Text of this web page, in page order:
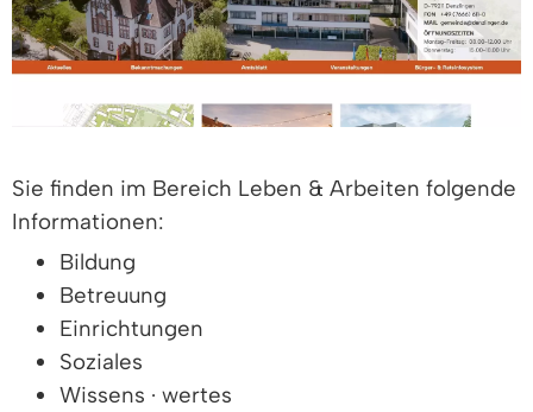
Sie finden im Bereich Leben & Arbeiten folgende
Informationen:
Bildung
Betreuung
Einrichtungen
Soziales
Wissens · wertes